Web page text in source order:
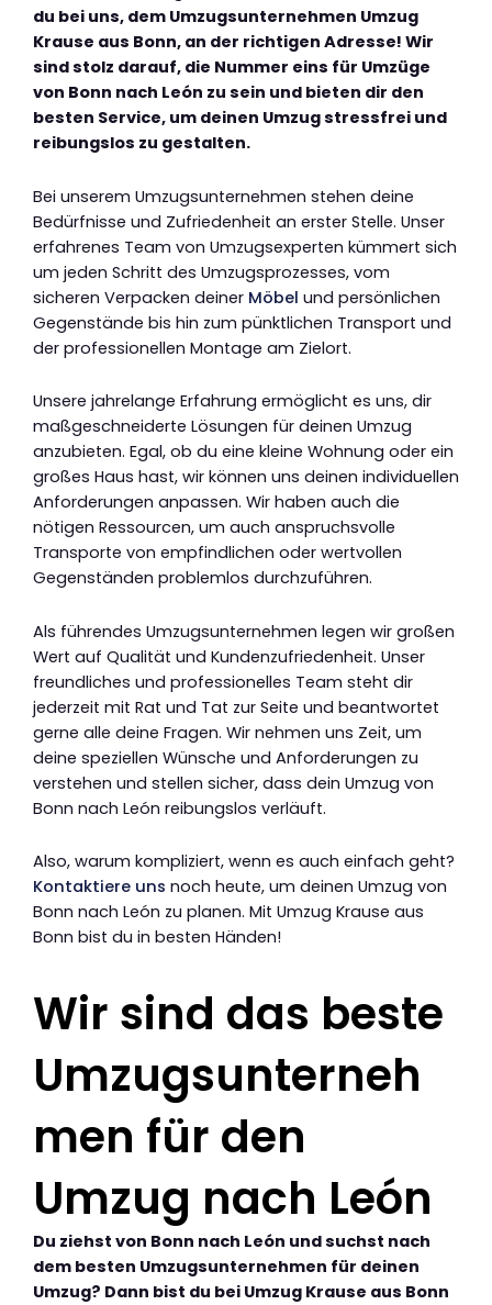
du bei uns, dem Umzugsunternehmen Umzug
Krause aus Bonn, an der richtigen Adresse! Wir
sind stolz darauf, die Nummer eins für Umzüge
von Bonn nach León zu sein und bieten dir den
besten Service, um deinen Umzug stressfrei und
reibungslos zu gestalten.
Bei unserem Umzugsunternehmen stehen deine
Bedürfnisse und Zufriedenheit an erster Stelle. Unser
erfahrenes Team von Umzugsexperten kümmert sich
um jeden Schritt des Umzugsprozesses, vom
sicheren Verpacken deiner Möbel und persönlichen
Gegenstände bis hin zum pünktlichen Transport und
der professionellen Montage am Zielort.
Unsere jahrelange Erfahrung ermöglicht es uns, dir
maßgeschneiderte Lösungen für deinen Umzug
anzubieten. Egal, ob du eine kleine Wohnung oder ein
großes Haus hast, wir können uns deinen individuellen
Anforderungen anpassen. Wir haben auch die
nötigen Ressourcen, um auch anspruchsvolle
Transporte von empfindlichen oder wertvollen
Gegenständen problemlos durchzuführen.
Als führendes Umzugsunternehmen legen wir großen
Wert auf Qualität und Kundenzufriedenheit. Unser
freundliches und professionelles Team steht dir
jederzeit mit Rat und Tat zur Seite und beantwortet
gerne alle deine Fragen. Wir nehmen uns Zeit, um
deine speziellen Wünsche und Anforderungen zu
verstehen und stellen sicher, dass dein Umzug von
Bonn nach León reibungslos verläuft.
Also, warum kompliziert, wenn es auch einfach geht?
Kontaktiere uns noch heute, um deinen Umzug von
Bonn nach León zu planen. Mit Umzug Krause aus
Bonn bist du in besten Händen!
Wir sind das beste
Umzugsunterneh
men für den
Umzug nach León
Du ziehst von Bonn nach León und suchst nach
dem besten Umzugsunternehmen für deinen
Umzug? Dann bist du bei Umzug Krause aus Bonn